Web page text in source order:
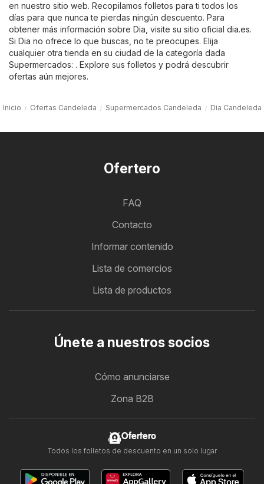
en nuestro sitio web. Recopilamos folletos para ti todos los
días para que nunca te pierdas ningún descuento. Para
obtener más información sobre Dia, visite su sitio oficial dia.es.
Si Dia no ofrece lo que buscas, no te preocupes. Elija
cualquier otra tienda en su ciudad de la categoría dada
Supermercados: . Explore sus folletos y podrá descubrir
ofertas aún mejores.
Inicio Ofertas Candeleda Supermercados Candeleda Dia Candeleda
Ofertero
FAQ
Contacto
Informar contenido
Lista de comercios
Lista de productos
Únete a nuestros socios
Cómo anunciarse
Zona B2B
Ofertero
Todos los folletos de descuento en un solo lugar